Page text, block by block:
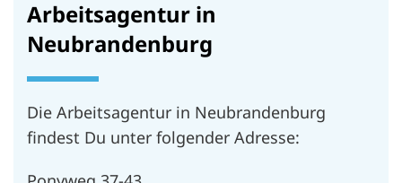
Arbeitsagentur in
Neubrandenburg
Die Arbeitsagentur in Neubrandenburg
findest Du unter folgender Adresse: